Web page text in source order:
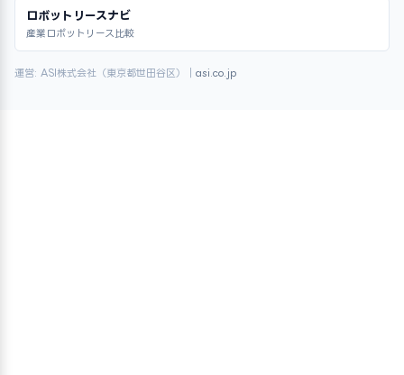
ロボットリースナビ
産業ロボットリース比較
運営: ASI株式会社（東京都世田谷区）｜ asi.co.jp